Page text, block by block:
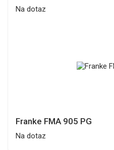
Na dotaz
Franke FMA 905 PG
Na dotaz